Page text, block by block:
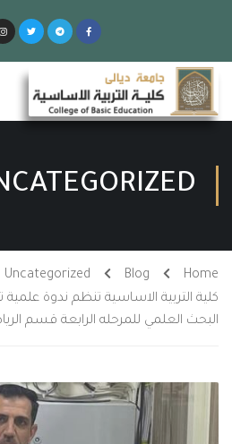
Home
Blog
Uncategorized
كلية التربية الاساسية تنظم ندوة
البحث العلمي للمرحله الرابعة قسم